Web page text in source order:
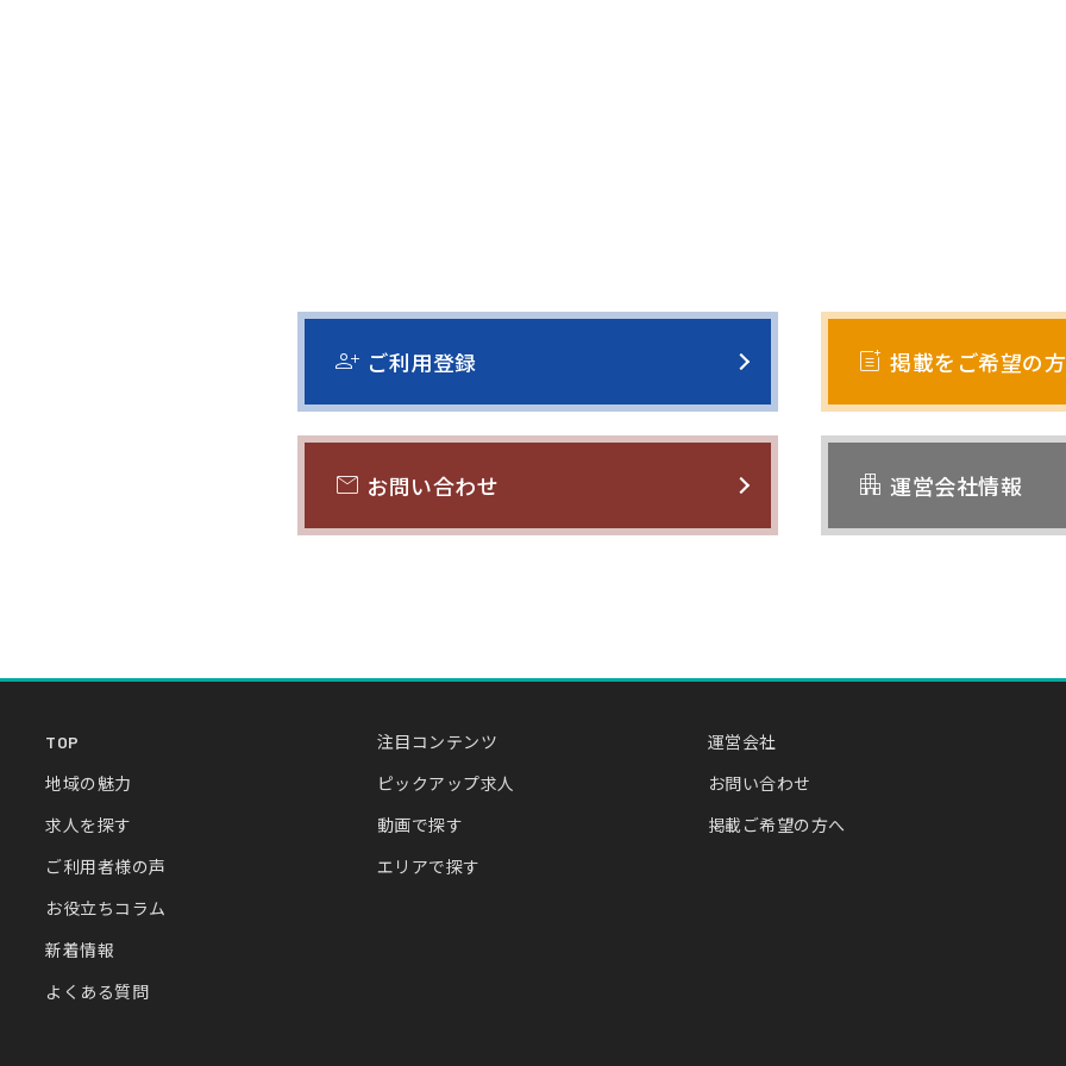
person_add ご利用登録 post_add 掲載をご希望の
mail お問い合わせ apartment 運営会社情報
TOP
地域の魅力
求人を探す
ご利用者様の声
お役立ちコラム
新着情報
よくある質問
注目コンテンツ
ピックアップ求人
動画で探す
エリアで探す
運営会社
お問い合わせ
掲載ご希望の方へ